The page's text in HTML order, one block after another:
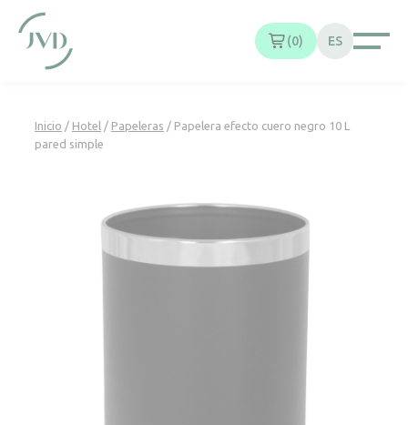
0 ES
Inicio / Hotel / Papeleras / Papelera efecto cuero negro 10 L
pared simple
Panel de gestión de cookies